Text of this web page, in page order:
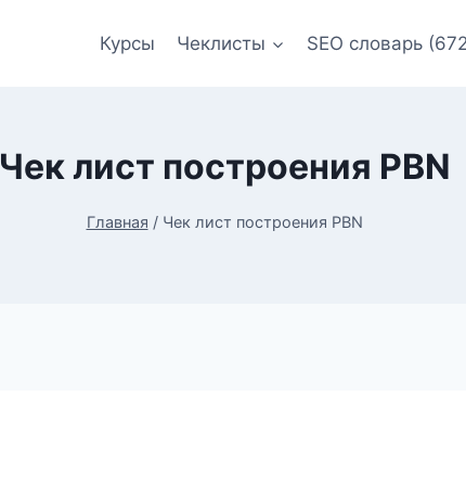
Курсы Чеклисты SEO словарь
Чек лист построения PBN
Главная / Чек лист построения PBN